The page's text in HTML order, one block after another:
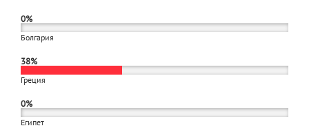
0%
Болгария
38%
Греция
0%
Египет